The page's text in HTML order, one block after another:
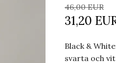
46,00 EUR
31,20
Black &
svarta och